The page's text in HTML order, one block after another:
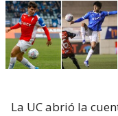
La UC abrió la